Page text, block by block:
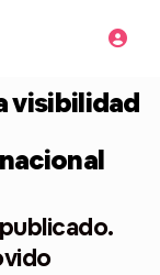
visibilidad